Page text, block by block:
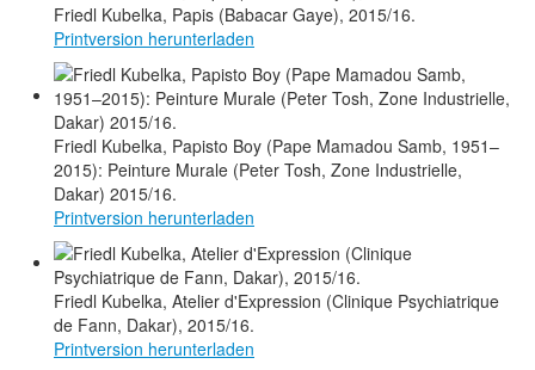
Friedl Kubelka, Papis (Babacar Gaye), 2015/16.
Printversion herunterladen
Friedl Kubelka, Papisto Boy (Pape Mamadou Samb, 1951–
2015): Peinture Murale (Peter Tosh, Zone Industrielle,
Dakar) 2015/16.
Printversion herunterladen
Friedl Kubelka, Atelier d'Expression (Clinique Psychiatrique
de Fann, Dakar), 2015/16.
Printversion herunterladen